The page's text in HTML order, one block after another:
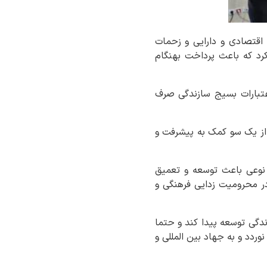
و دارایی و زحمات
در روزهای تعطیل پایانی سال ۱۴۰۳ و روزهای اول سال ۱۴۰۴عنوان کرد که باعث پرداخت بهنگام
بسیج سازندگی صرف
از یک سو کمک به پیشرفت و
نوعی باعث توسعه و تعمیق
محرومیت زدایی فرهنگی و
توسعه پیدا کند و حتما
و به جهاد بین المللی و